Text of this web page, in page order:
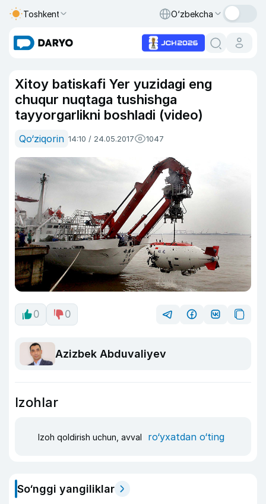
Toshkent O‘zbekcha
Xitoy batiskafi Yer yuzidagi eng
chuqur nuqtaga tushishga
tayyorgarlikni boshladi (video)
Qo‘ziqorin 14:10 / 24.05.2017 1047
0 0
Azizbek Abduvaliyev
Izohlar
Izoh qoldirish uchun, avval ro‘yxatdan o‘ting
So‘nggi yangiliklar